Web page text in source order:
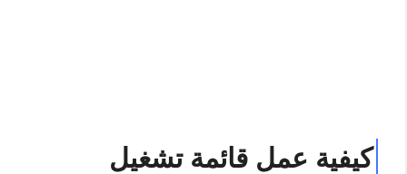
كيفية عمل قائمة تشغيل